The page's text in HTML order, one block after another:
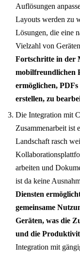
Auflösungen
Layouts werden zu
Lösungen, die eine
Vielzahl von
Fortschritte in der
mobilfreundlichen
ermöglichen,
erstellen, zu
Die Integration mit
Zusammenarbeit ist
Landschaft rasch
arbeiten und
ist da keine
Diensten
gemeinsame
Geräten, was die
und die
Integration mit